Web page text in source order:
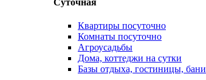
Квартиры посуточно
Комнаты посуточно
Агроусадьбы
Дома, коттеджи на сутки
Базы отдыха, гостиницы, бани